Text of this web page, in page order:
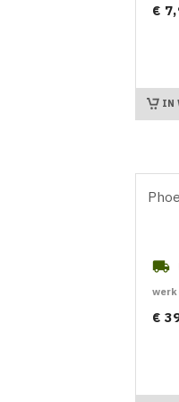
Prijs
€
IN

Prijs
€